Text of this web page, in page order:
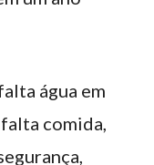
água em
comida,